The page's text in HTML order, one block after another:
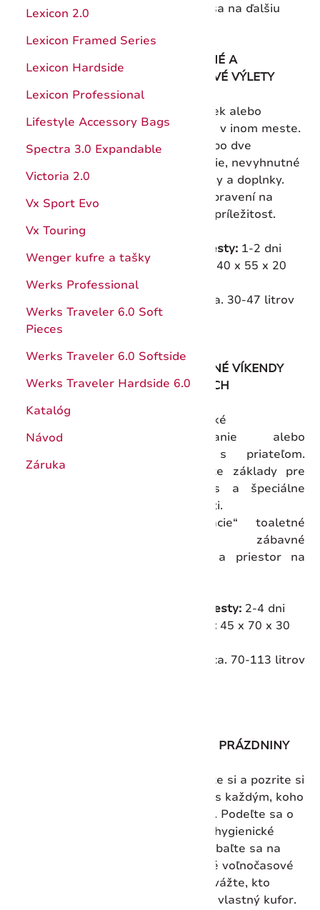
Hunter Pro
Štepárske a záhradnícke nože
Nože s pevnou čepeľou
Puzdrá
Príslušenstvo a doplnky
Katalóg
Záruka
Kuchynské pomôcky
Ocieľky, brúsenie
Katalóg
Návody
Záruka
Lexicon 2.0
Lexicon Framed Series
Lexicon Hardside
Lexicon Professional
Lifestyle Accessory Bags
Spectra 3.0 Expandable
Victoria 2.0
Vx Sport Evo
Vx Touring
Wenger kufre a tašky
Werks Professional
Werks Traveler 6.0 Soft
Pieces
Werks Traveler 6.0 Softside
Werks Traveler Hardside 6.0
Katalóg
Návod
Záruka
teda rozhodnúť správne – a vydať sa na ďalšiu
PRACOVNÉ A
VÍKENDOVÉ VÝLETY
Rýchly útek alebo
stretnutie v inom meste.
Jedno alebo dve
prezlečenie, nevyhnutné
vychytávky a doplnky.
Buďte pripravení na
formálnu príležitosť.
Trvanie cesty: 1-2 dni
40 x 55 x 20
cca. 30-47 litrov
PREDĹŽENÉ VÍKENDY
PRE DVOCH
Romantické
oddychovanie alebo
oddych s priateľom.
Kombinujte základy pre
voľný čas a špeciálne
príležitosti.
„Prezliekacie“ toaletné
potreby, zábavné
pomôcky a priestor na
Trvanie cesty: 2-4 dni
Rozmery: 45 x 70 x 30
cca. 70-113 litrov
RODINNÉ PRÁZDNINY
Oddýchnite si a pozrite si
pamiatky s každým, koho
máte radi. Podeľte sa o
základné hygienické
potreby, zbaľte sa na
plánované voľnočasové
aktivity, zvážte, kto
potrebuje vlastný kufor.